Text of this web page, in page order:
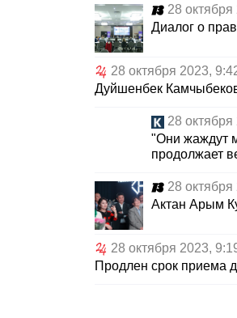
28
Диалог о
28 октября 2023,
Дуйшенбек
28
"Они жаждут
продолжает
28
Актан Арым
28 октября 2023,
Продлен срок приема